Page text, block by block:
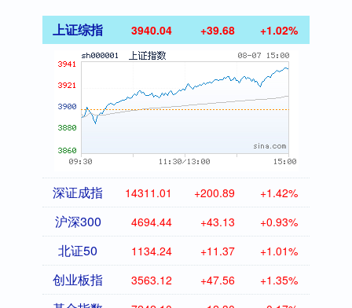
上证综指 3940.04 +39.68 +1.02%
深证成指 14311.01 +200.89 +1.42%
沪深300 4694.44 +43.13 +0.93%
北证50 1134.24 +11.37 +1.01%
创业板指 3563.12 +47.56 +1.35%